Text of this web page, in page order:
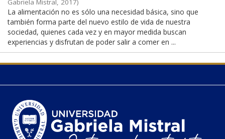
Gabriela Mistral, 2017)
La alimentación no es sólo una necesidad básica, sino que
también forma parte del nuevo estilo de vida de nuestra
sociedad, quienes cada vez y en mayor medida buscan
experiencias y disfrutan de poder salir a comer en ...